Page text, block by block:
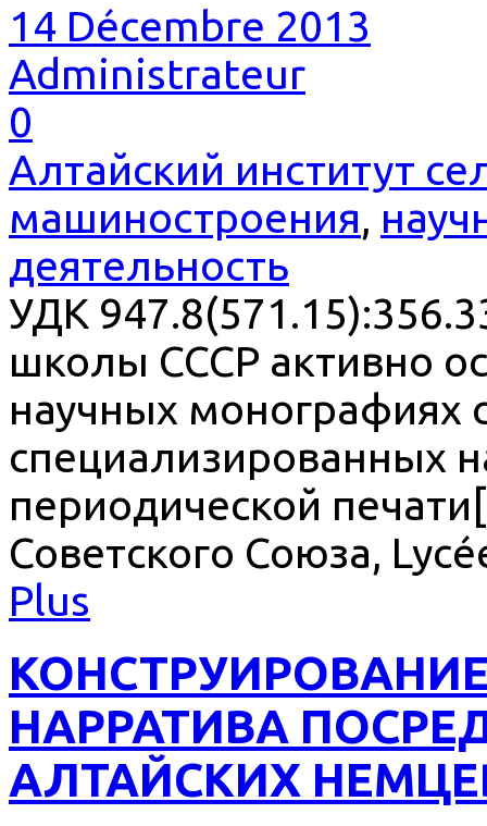
14 Décembre 2013
Administrateur
0
Алтайский институт
машиностроения,
деятельность
УДК
школы СССР активно
научных монографиях
специализированных
периодической
Советского Союза,
Plus
НАРРАТИВА
АЛТАЙСКИХ